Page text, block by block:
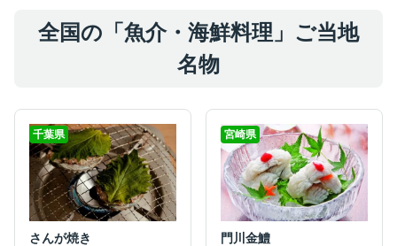
全国の「魚介・海鮮料理」ご当地
名物
千葉県
さんが焼き
宮崎県
門川金鱧